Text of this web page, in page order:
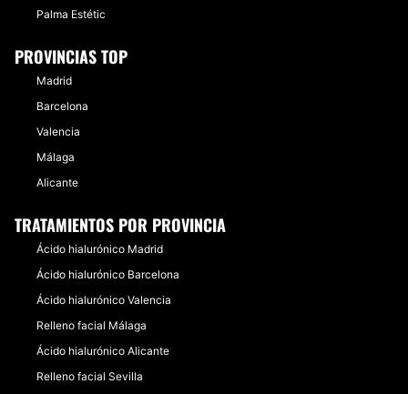
Palma Estétic
PROVINCIAS TOP
Madrid
Barcelona
Valencia
Málaga
Alicante
TRATAMIENTOS POR PROVINCIA
Ácido hialurónico Madrid
Ácido hialurónico Barcelona
Ácido hialurónico Valencia
Relleno facial Málaga
Ácido hialurónico Alicante
Relleno facial Sevilla